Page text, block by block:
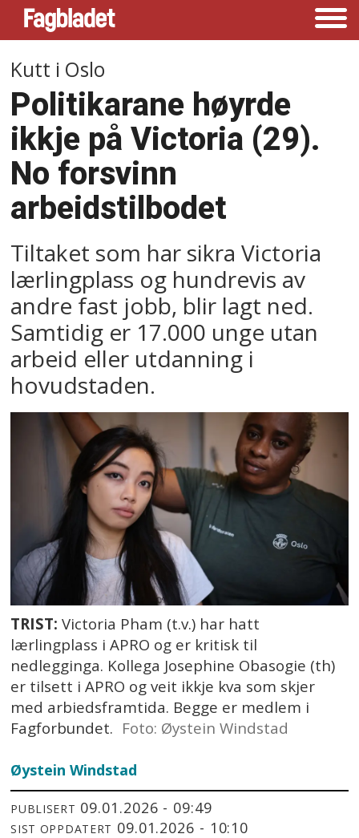
Kutt i Oslo
Politikarane høyrde
ikkje på Victoria (29).
No forsvinn
arbeidstilbodet
Tiltaket som har sikra Victoria
lærlingplass og hundrevis av
andre fast jobb, blir lagt ned.
Samtidig er 17.000 unge utan
arbeid eller utdanning i
hovudstaden.
TRIST: Victoria Pham (t.v.) har hatt
lærlingplass i APRO og er kritisk til
nedlegginga. Kollega Josephine Obasogie (th)
er tilsett i APRO og veit ikkje kva som skjer
med arbiedsframtida. Begge er medlem i
Fagforbundet. Foto: Øystein Windstad
Øystein Windstad
PUBLISERT 09.01.2026 - 09:49
SIST OPPDATERT 09.01.2026 - 10:10